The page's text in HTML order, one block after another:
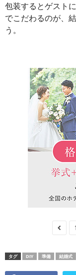
包装するとゲスト
でこだわるのが、
う。
1
タグ DIY 準備 結婚式